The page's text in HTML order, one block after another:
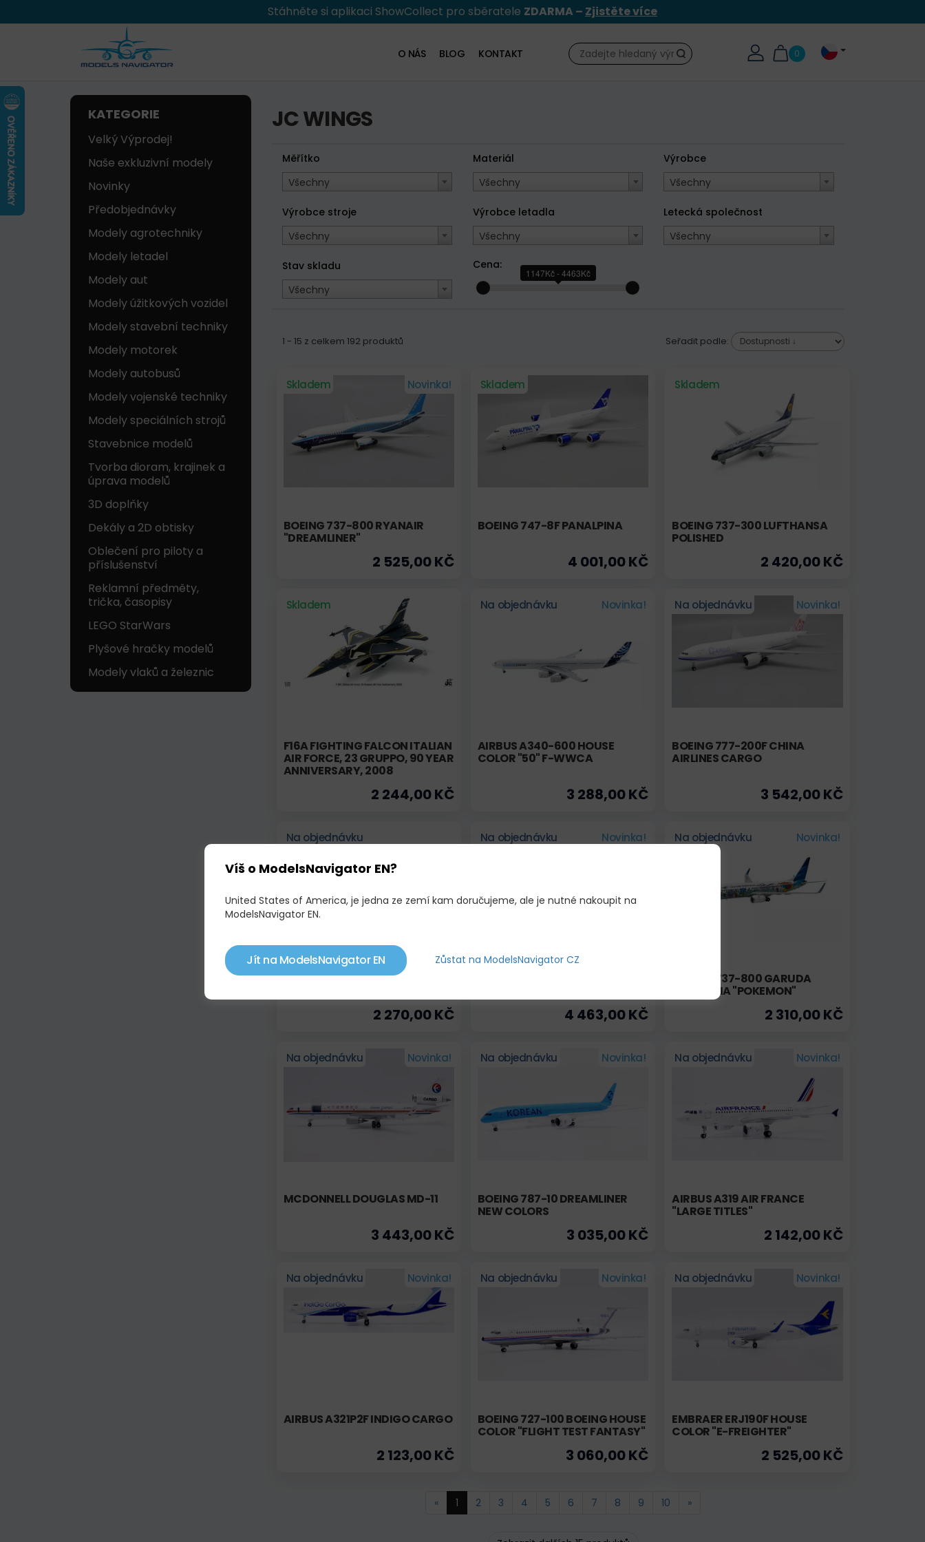
Stáhněte si aplikaci ShowCollect pro sběratele ZDARMA – Zjistěte více
0
Hledat
O NÁS BLOG KONTAKT
KATEGORIE
Velký Výprodej!
Naše exkluzivní modely
Novinky
Předobjednávky
Modely agrotechniky
Modely letadel
Modely aut
Modely úžitkových vozidel
Modely stavební techniky
Modely motorek
Modely autobusů
Modely vojenské techniky
Modely speciálních strojů
Stavebnice modelů
Tvorba dioram, krajinek a
úprava modelů
3D doplňky
Dekály a 2D obtisky
Oblečení pro piloty a
příslušenství
Reklamní předměty,
trička, časopisy
LEGO StarWars
Plyšové hračky modelů
Modely vlaků a železnic
JC WINGS
Měřítko
Všechny
Materiál
Všechny
Výrobce
Všechny
Výrobce stroje
Všechny
Výrobce letadla
Všechny
Letecká společnost
Všechny
Stav skladu
Všechny
Cena:
1147Kč - 4463Kč
1 - 15 z celkem 192 produktů Seřadit podle:
Skladem Novinka!
BOEING 737-800 RYANAIR
"DREAMLINER"
2 525,00 KČ
Skladem
BOEING 747-8F PANALPINA
4 001,00 KČ
Skladem
BOEING 737-300 LUFTHANSA
POLISHED
2 420,00 KČ
Skladem
F16A FIGHTING FALCON ITALIAN
AIR FORCE, 23 GRUPPO, 90 YEAR
ANNIVERSARY, 2008
2 244,00 KČ
Na objednávku Novinka!
AIRBUS A340-600 HOUSE
COLOR "50" F-WWCA
3 288,00 KČ
Na objednávku Novinka!
BOEING 777-200F CHINA
AIRLINES CARGO
3 542,00 KČ
Na objednávku
MCDONNELL DOUGLAS MD90
2 270,00 KČ
Na objednávku Novinka!
4 463,00 KČ
Na objednávku Novinka!
BOEING 737-800 GARUDA
INDONESIA "POKEMON"
2 310,00 KČ
Na objednávku Novinka!
MCDONNELL DOUGLAS MD-11
3 443,00 KČ
Na objednávku Novinka!
BOEING 787-10 DREAMLINER
NEW COLORS
3 035,00 KČ
Na objednávku Novinka!
AIRBUS A319 AIR FRANCE
"LARGE TITLES"
2 142,00 KČ
Na objednávku Novinka!
AIRBUS A321P2F INDIGO CARGO
2 123,00 KČ
Na objednávku Novinka!
BOEING 727-100 BOEING HOUSE
COLOR "FLIGHT TEST FANTASY"
3 060,00 KČ
Na objednávku Novinka!
EMBRAER ERJ190F HOUSE
COLOR "E-FREIGHTER"
2 525,00 KČ
« 1 2 3 4 5 6 7 8 9 10 »
Víš o ModelsNavigator EN?
United States of America, je jedna ze zemí kam doručujeme, ale je nutné nakoupit na
ModelsNavigator EN.
Jít na ModelsNavigator EN Zůstat na ModelsNavigator CZ